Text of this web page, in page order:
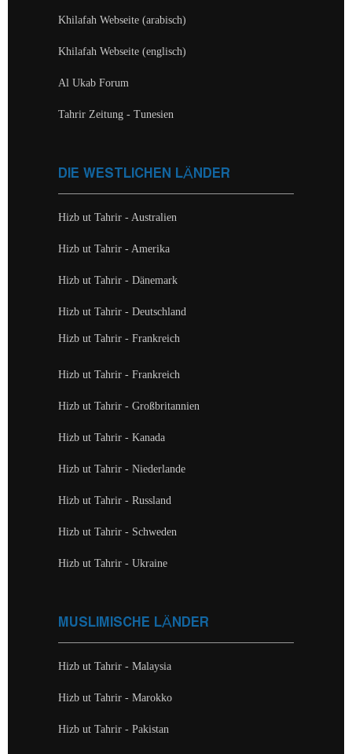
Khilafah Webseite (arabisch)
Khilafah Webseite (englisch)
Al Ukab Forum
Tahrir Zeitung - Tunesien
DIE WESTLICHEN LÄNDER
Hizb ut Tahrir - Australien
Hizb ut Tahrir - Amerika
Hizb ut Tahrir - Dänemark
Hizb ut Tahrir - Deutschland
Hizb ut Tahrir - Frankreich
Hizb ut Tahrir - Frankreich
Hizb ut Tahrir - Großbritannien
Hizb ut Tahrir - Kanada
Hizb ut Tahrir - Niederlande
Hizb ut Tahrir - Russland
Hizb ut Tahrir - Schweden
Hizb ut Tahrir - Ukraine
MUSLIMISCHE LÄNDER
Hizb ut Tahrir - Malaysia
Hizb ut Tahrir - Marokko
Hizb ut Tahrir - Pakistan